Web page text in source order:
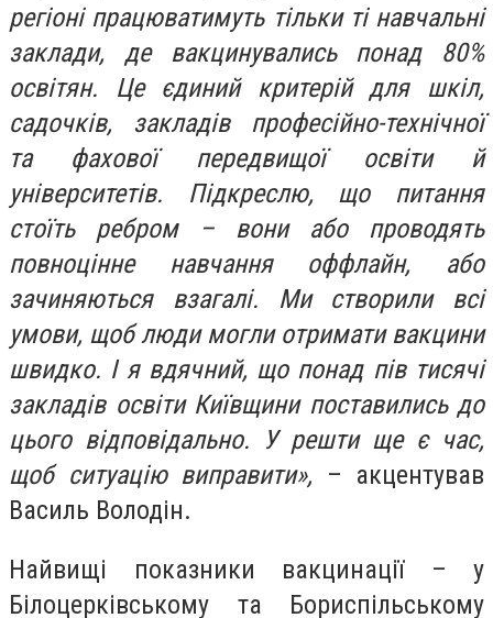
регіоні працюватимуть тільки ті навчальні
заклади, де вакцинувались понад 80%
освітян. Це єдиний критерій для шкіл,
садочків, закладів професійно-технічної
та фахової передвищої освіти й
університетів. Підкреслю, що питання
стоїть ребром – вони або проводять
повноцінне навчання оффлайн, або
зачиняються взагалі. Ми створили всі
умови, щоб люди могли отримати вакцини
швидко. І я вдячний, що понад пів тисячі
закладів освіти Київщини поставились до
цього відповідально. У решти ще є час,
щоб ситуацію виправити», – акцентував
Василь Володін.
Найвищі показники вакцинації – у
Білоцерківському та Бориспільському